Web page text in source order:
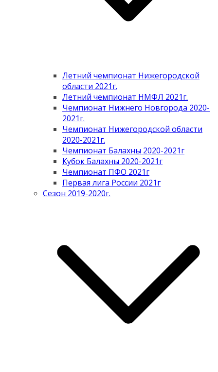
Летний чемпионат Нижегородской
области 2021г.
Летний чемпионат НМФЛ 2021г.
Чемпионат Нижнего Новгорода 2020-
2021г.
Чемпионат Нижегородской области
2020-2021г.
Чемпионат Балахны 2020-2021г
Кубок Балахны 2020-2021г
Чемпионат ПФО 2021г
Первая лига России 2021г
Сезон 2019-2020г.